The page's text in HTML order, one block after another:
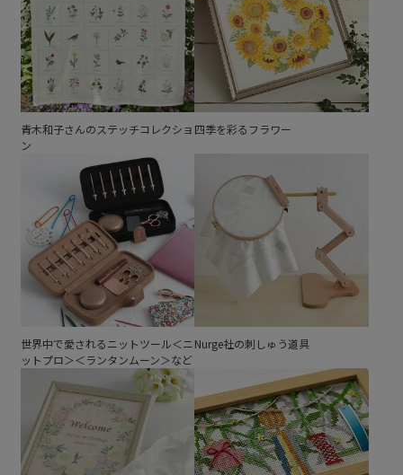
青木和子さんのステッチコレクショ
ン
四季を彩るフラワー
世界中で愛されるニットツール＜ニ
ットプロ＞＜ランタンムーン＞など
Nurge社の刺しゅう道具